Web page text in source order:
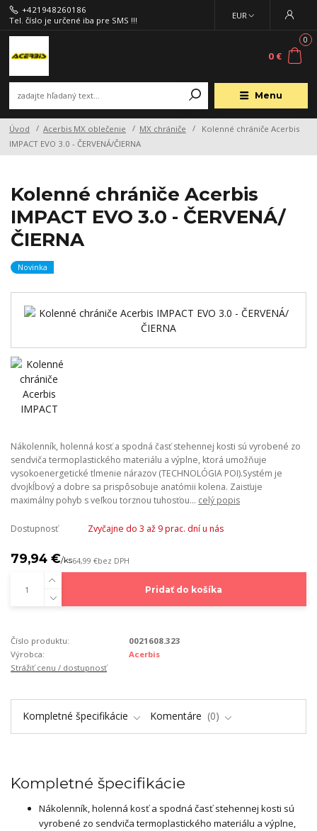
Menu
EUR
+421948260186
Tel. číslo je určené iba pre SMS !!!
0
0 €
Úvod Acerbis MX oblečenie MX chrániče
Kolenné chrániče Acerbis
IMPACT EVO 3.0 - ČERVENÁ/ČIERNA
Kolenné chrániče Acerbis
IMPACT EVO 3.0 - ČERVENÁ/
ČIERNA
Novinka
Nákolenník, holenná kosť a spodná časť stehennej kosti sú vyrobené zo
sendviča termoplastického materiálu a výplne, ktorá umožňuje
vysokoenergetické tlmenie nárazov (TECHNOLÓGIA POI).Systém je
dvojkĺbový a dobre sa prispôsobuje anatómii kolena. Zaisťuje
maximálny pohyb s veľkou torznou tuhosťou... celý popis
Dostupnosť Zvyčajne do 3 až 9 prac. dní u nás
79,94 €/ks64,99 €bez DPH
Pridať do košíka
Číslo produktu:
0021608.323
Výrobca:
Acerbis
Strážiť cenu / dostupnosť
Kompletné špecifikácie Komentáre 0
Kompletné špecifikácie
Nákolenník, holenná kosť a spodná časť stehennej kosti sú
vyrobené zo sendviča termoplastického materiálu a výplne,